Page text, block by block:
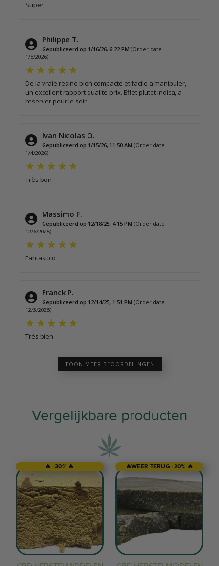
Super
Philippe T.
Gepubliceerd op 1/16/26, 6:22 PM (Order date :
1/5/2026)
De la vraie resine bien compacte et facile a manipuler,
un excellent rapport qualite-prix. Effet plutot indica, a
reserver pour le soir.
Ivan Nicolas O.
Gepubliceerd op 1/15/26, 11:50 AM (Order date :
1/4/2026)
Très bon
Massimo F.
Gepubliceerd op 12/18/25, 4:15 PM (Order date :
12/6/2025)
Fantastico
Franck P.
Gepubliceerd op 12/14/25, 1:51 PM (Order date :
12/3/2025)
Très bien
TOON MEER BEOORDELINGEN
Vergelijkbare producten
🔥 -30% 🔥 🔥WEER TERUG -20% 🔥